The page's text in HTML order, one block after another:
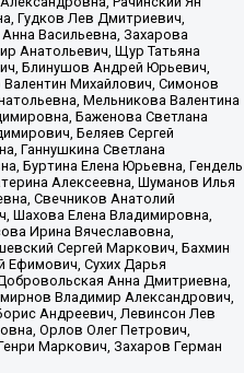
Гудков Лев Дмитриевич,
Васильевна, Захарова
Анатольевич, Щур Татьяна
Блинушов Андрей Юрьевич,
Михайлович, Симонов
Мельникова Валентина
Баженова Светлана
Беляев Сергей
Ганнушкина Светлана
Буртина Елена Юрьевна, Гендель
Алексеевна, Шуманов Илья
Свечников Анатолий
Шахова Елена Владимировна,
Ирина Вячеславовна,
Сергей Маркович, Бахмин
Ефимович, Сухих Дарья
Анна Дмитриевна,
Владимир Александрович,
Андреевич, Левинсон Лев
Орлов Олег Петрович,
Маркович, Захаров Герман